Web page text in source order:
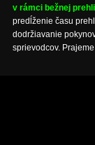
v rámci bežnej
predĺženie času
dodržiavanie
sprievodcov.